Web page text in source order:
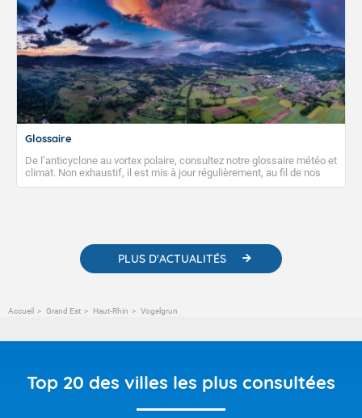
Glossaire
De l’anticyclone au vortex polaire, consultez notre glossaire météo et
climat. Non exhaustif, il est mis à jour régulièrement, au fil de nos
publications. Vous y trouverez également des liens utiles vers nos
PLUS D'ACTUALITÉS
Accueil Grand Est Haut-Rhin Vogelgrun
Top 20 des villes les plus consultées